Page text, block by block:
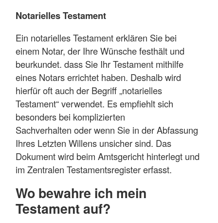
Notarielles Testament
Ein notarielles Testament erklären Sie bei
einem Notar, der Ihre Wünsche festhält und
beurkundet. dass Sie Ihr Testament mithilfe
eines Notarserrichtet haben. Deshalb wird
hierfür oft auch der Begriff „notarielles
Testament“ verwendet. Es empfiehlt sich
besonders bei komplizierten
Sachverhalten oder wenn Sie in der Abfassung
Ihres Letzten Willens unsicher sind. Das
Dokument wird beim Amtsgericht hinterlegt und
im Zentralen Testamentsregister erfasst.
Wo bewahre ich mein
Testament auf?